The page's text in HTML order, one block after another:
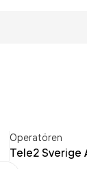
Operatören
Tele2 Sverige